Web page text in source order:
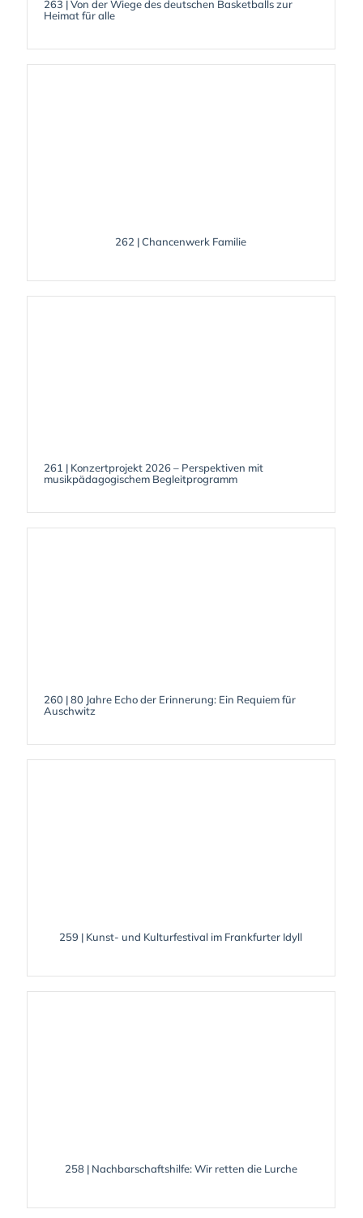
263 | Von der Wiege des deutschen Basketballs zur
Heimat für alle
262 | Chancenwerk Familie
261 | Konzertprojekt 2026 – Perspektiven mit
musikpädagogischem Begleitprogramm
260 | 80 Jahre Echo der Erinnerung: Ein Requiem für
Auschwitz
259 | Kunst- und Kulturfestival im Frankfurter Idyll
258 | Nachbarschaftshilfe: Wir retten die Lurche